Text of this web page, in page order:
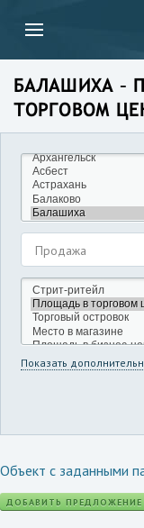
БАЛАШИХА –
ТОРГОВОМ
Продажа
Показать
Объект с заданными
ДОБАВИТЬ ПРЕДЛОЖЕНИЕ